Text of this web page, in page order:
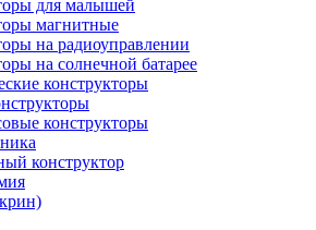
для малышей
магнитные
на радиоуправлении
на солнечной батарее
конструкторы
конструкторы
конструктор